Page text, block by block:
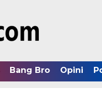
Bang Bro Opini